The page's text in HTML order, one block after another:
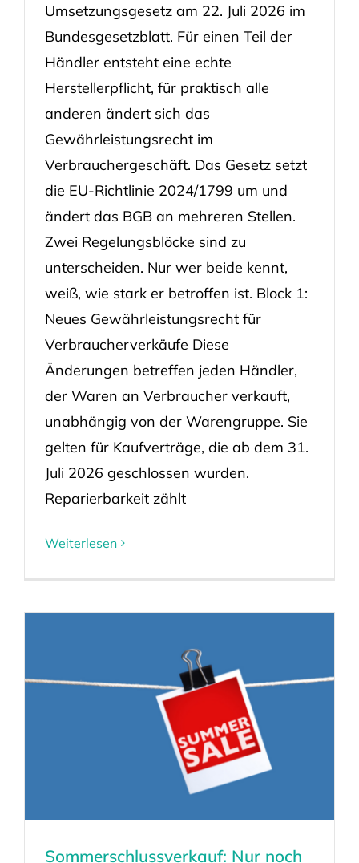
Umsetzungsgesetz am 22. Juli 2026 im
Bundesgesetzblatt. Für einen Teil der
Händler entsteht eine echte
Herstellerpflicht, für praktisch alle
anderen ändert sich das
Gewährleistungsrecht im
Verbrauchergeschäft. Das Gesetz setzt
die EU-Richtlinie 2024/1799 um und
ändert das BGB an mehreren Stellen.
Zwei Regelungsblöcke sind zu
unterscheiden. Nur wer beide kennt,
weiß, wie stark er betroffen ist. Block 1:
Neues Gewährleistungsrecht für
Verbraucherverkäufe Diese
Änderungen betreffen jeden Händler,
der Waren an Verbraucher verkauft,
unabhängig von der Warengruppe. Sie
gelten für Kaufverträge, die ab dem 31.
Juli 2026 geschlossen wurden.
Reparierbarkeit zählt
Weiterlesen
Sommerschlussverkauf: Nur noch